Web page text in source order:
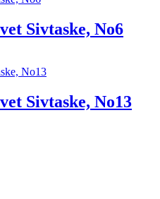
Sivtaske, No6
Sivtaske, No13